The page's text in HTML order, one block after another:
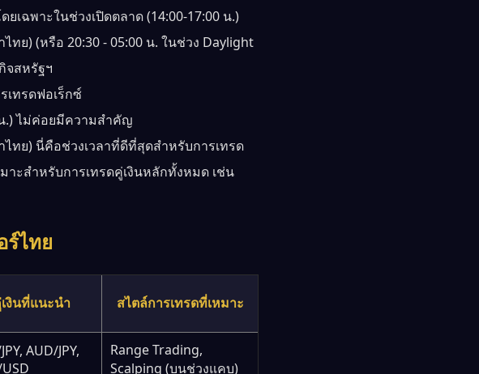
ฉพาะในช่วงเปิดตลาด (14:00-17:00 น.)
ไทย) (หรือ 20:30 - 05:00 น. ในช่วง Daylight
จสหรัฐฯ
เทรดฟอเร็กซ์
.) ไม่ค่อยมีความสำคัญ
ไทย) นี่คือช่วงเวลาที่ดีที่สุดสำหรับการเทรด
ะสำหรับการเทรดคู่เงินหลักทั้งหมด เช่น
ร์ไทย
งินที่แนะนำ สไตล์การเทรดที่เหมาะ
AUD/JPY,
Range Trading,
Scalping (บนช่วงแคบ)